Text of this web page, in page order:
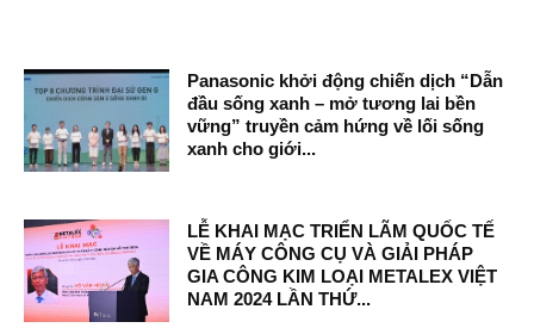
Panasonic khởi động chiến dịch “Dẫn
đầu sống xanh – mở tương lai bền
vững” truyền cảm hứng về lối sống
xanh cho giới...
LỄ KHAI MẠC TRIỂN LÃM QUỐC TẾ
VỀ MÁY CÔNG CỤ VÀ GIẢI PHÁP
GIA CÔNG KIM LOẠI METALEX VIỆT
NAM 2024 LẦN THỨ...